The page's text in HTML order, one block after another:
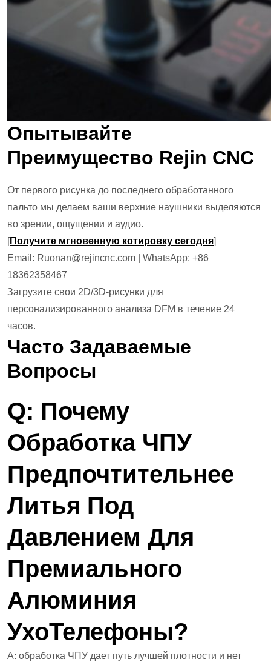
Опытывайте
Преимущество Rejin CNC
От первого рисунка до последнего обработанного
пальто мы делаем ваши верхние наушники выделяются
во зрении, ощущении и аудио.
[Получите мгновенную котировку сегодня]
Email: Ruonan@rejincnc.com | WhatsApp: +86
18362358467
Загрузите свои 2D/3D-рисунки для
персонализированного анализа DFM в течение 24
часов.
Часто Задаваемые
Вопросы
Q: Почему
Обработка ЧПУ
Предпочтительнее
Литья Под
Давлением Для
Премиального
Алюминия
УхоТелефоны?
A: обработка ЧПУ дает путь лучшей плотности и нет